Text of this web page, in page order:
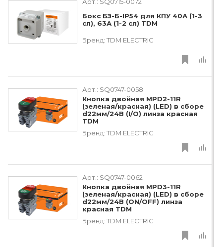
Бокс БЗ-Б-IP54 для КПУ 40А (1-3
сл), 63А (1-2 сл) TDM
Бренд: TDM ЕLECTRIC
Арт.: SQ0747-0058
Кнопка двойная MPD2-11R
(зеленая/красная) (LED) в сборе
d22мм/24В (I/O) линза красная
TDM
Бренд: TDM ЕLECTRIC
Арт.: SQ0747-0062
Кнопка двойная MPD3-11R
(зеленая/красная) (LED) в сборе
d22мм/24В (ON/OFF) линза
красная TDM
Бренд: TDM ЕLECTRIC